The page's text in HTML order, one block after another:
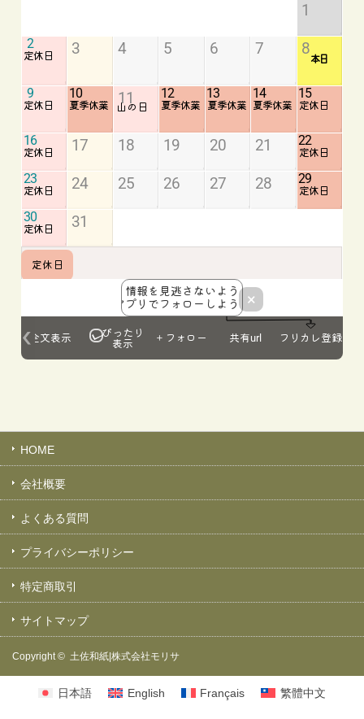
HOME
会社概要
よくある質問
プライバシーポリシー
特定商取引
サイトマップ
Copyright © 土佐和紙|株式会社モリサ
日本語 English Français 繁體中文